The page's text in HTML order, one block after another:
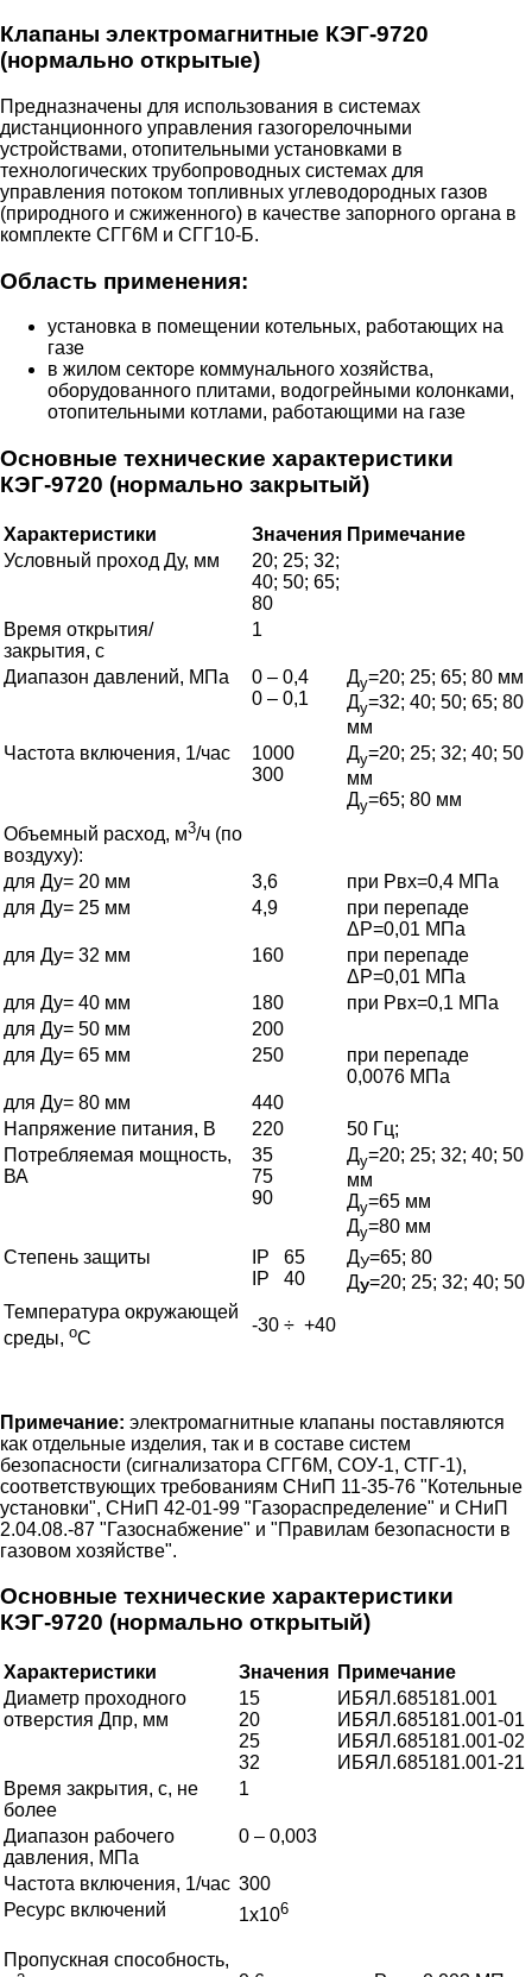
Клапаны электромагнитные КЭГ-9720
(нормально открытые)
Предназначены для использования в системах
дистанционного управления газогорелочными
устройствами, отопительными установками в
технологических трубопроводных системах для
управления потоком топливных углеводородных газов
(природного и сжиженного) в качестве запорного органа в
комплекте СГГ6М и СГГ10-Б.
Область применения:
установка в помещении котельных, работающих на
газе
в жилом секторе коммунального хозяйства,
оборудованного плитами, водогрейными колонками,
отопительными котлами, работающими на газе
Основные технические характеристики
КЭГ-9720 (нормально закрытый)
Характеристики Значения Примечание
Условный проход Ду, мм
20; 25; 32;
40; 50; 65;
80
Время открытия/
закрытия, с
1
Диапазон давлений, МПа
0 – 0,4
0 – 0,1
Ду=20; 25; 65; 80 мм
Ду=32; 40; 50; 65; 80
мм
Частота включения, 1/час
1000
300
Ду=20; 25; 32; 40; 50
мм
Ду=65; 80 мм
Объемный расход, м3/ч (по
воздуху):
для Ду= 20 мм
3,6
при Рвх=0,4 МПа
для Ду= 25 мм
4,9
при перепаде
ΔР=0,01 МПа
для Ду= 32 мм
160
при перепаде
ΔР=0,01 МПа
для Ду= 40 мм
180
при Рвх=0,1 МПа
для Ду= 50 мм
200
для Ду= 65 мм
250
при перепаде
0,0076 МПа
для Ду= 80 мм
440
Напряжение питания, В
220
50 Гц;
Потребляемая мощность,
ВА
35
75
90
Ду=20; 25; 32; 40; 50
мм
Ду=65 мм
Ду=80 мм
Степень защиты
IP 65
IP 40
ДУ=65; 80
ДУ=20; 25; 32; 40; 50
Температура окружающей
среды, оС
-30 ÷ +40
Примечание: электромагнитные клапаны поставляются
как отдельные изделия, так и в составе систем
безопасности (сигнализатора СГГ6М, СОУ-1, СТГ-1),
соответствующих требованиям СНиП 11-35-76 "Котельные
установки", СНиП 42-01-99 "Газораспределение" и СНиП
2.04.08.-87 "Газоснабжение" и "Правилам безопасности в
газовом хозяйстве".
Основные технические характеристики
КЭГ-9720 (нормально открытый)
Характеристики Значения Примечание
Диаметр проходного
отверстия Дпр, мм
15
20
25
32
ИБЯЛ.685181.001
ИБЯЛ.685181.001-01
ИБЯЛ.685181.001-02
ИБЯЛ.685181.001-21
Время закрытия, с, не
более
1
Диапазон рабочего
давления, МПа
0 – 0,003
Частота включения, 1/час 300
Ресурс включений
1х106
Пропускная способность,